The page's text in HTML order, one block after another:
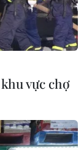
vực chợ